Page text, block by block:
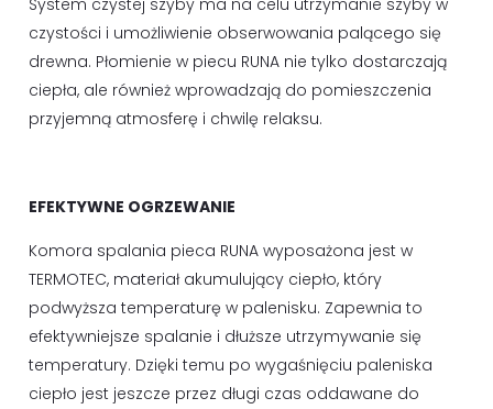
czystości i umożliwienie obserwowania palącego się
drewna. Płomienie w piecu RUNA nie tylko dostarczają
ciepła, ale również wprowadzają do pomieszczenia
przyjemną atmosferę i chwilę relaksu.
EFEKTYWNE OGRZEWANIE
Komora spalania pieca RUNA wyposażona jest w
TERMOTEC, materiał akumulujący ciepło, który
podwyższa temperaturę w palenisku. Zapewnia to
efektywniejsze spalanie i dłuższe utrzymywanie się
temperatury. Dzięki temu po wygaśnięciu paleniska
ciepło jest jeszcze przez długi czas oddawane do